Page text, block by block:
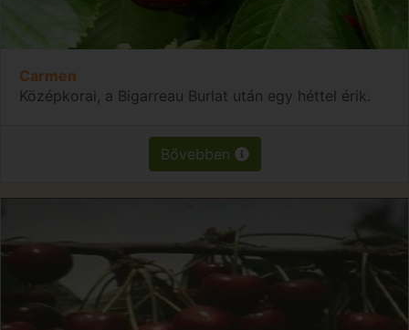
Carmen
Középkorai, a Bigarreau Burlat után egy héttel érik.
Bővebben